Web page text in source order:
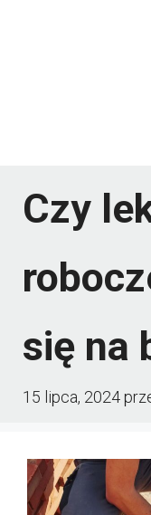
Czy
się na
15 lipca, 2024